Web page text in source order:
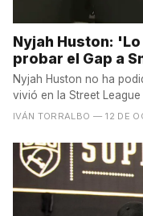
Nyjah Huston: 'Lo
probar el Gap a
Nyjah Huston no ha
vivió en la Street
IVÁN TORRALBO — 12 DE